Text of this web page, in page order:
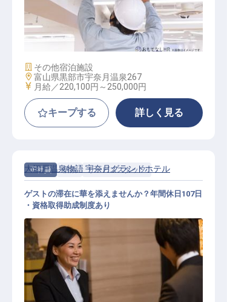
施設管理スタッフ（総合職）
施設業態
その他宿泊施設
勤務地
富山県黒部市宇奈月温泉267
給与
月給／220,100円～ 250,000円
キープする 詳しく見る
正社員 宿泊 サービススタッフ
大江戸温泉物語 宇奈月グランドホテル
ゲストの滞在に華を添えませんか？年間休日107日
・資格取得助成制度あり